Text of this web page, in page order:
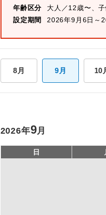
年齢区分
大人／12歳〜、
設定期間
2026年9月6日～
8月 9月 10
2026年9月
日